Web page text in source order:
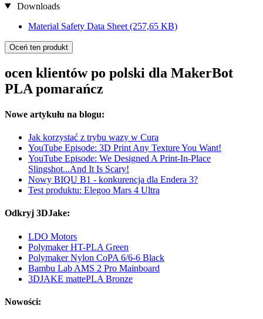
Downloads
Material Safety Data Sheet (257,65 KB)
Oceń ten produkt
ocen klientów po polski dla MakerBot
PLA pomarańcz
Nowe artykułu na blogu:
Jak korzystać z trybu wazy w Cura
YouTube Episode: 3D Print Any Texture You Want!
YouTube Episode: We Designed A Print-In-Place
Slingshot...And It Is Scary!
Nowy BIQU B1 - konkurencja dla Endera 3?
Test produktu: Elegoo Mars 4 Ultra
Odkryj 3DJake:
LDO Motors
Polymaker HT-PLA Green
Polymaker Nylon CoPA 6/6-6 Black
Bambu Lab AMS 2 Pro Mainboard
3DJAKE mattePLA Bronze
Nowości: